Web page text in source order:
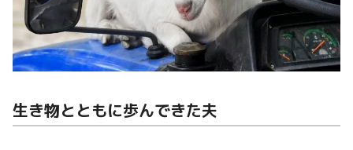
生き物とともに歩んできた夫